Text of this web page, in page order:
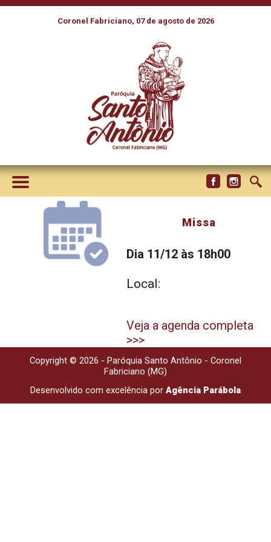
Coronel Fabriciano, 07 de agosto de 2026
Missa
Dia 11/12 às 18h00
Local:
Veja a agenda completa
>>>
Copyright © 2026 - Paróquia Santo Antônio - Coronel
Fabriciano (MG)
Desenvolvido com excelência por Agência Parábola